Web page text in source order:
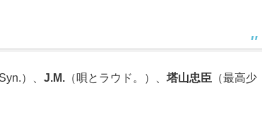
）、 J.M. （唄とラウド。）、 塔山忠臣 （最高少